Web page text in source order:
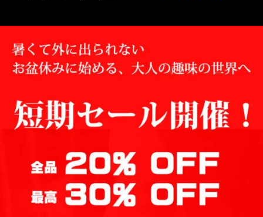
は
¥2,800,000
で
し
た。
格
¥2,800,000
で
す。